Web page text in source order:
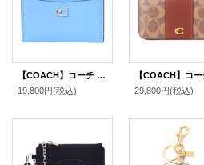
【COACH】コーチ カードケース レザー エッセンシャル C ロゴ カードケース スリム パスケース 定期入れ 名刺入れ ミストブルー（日本未発売）
19,800円(税込)
29,800円(税込)